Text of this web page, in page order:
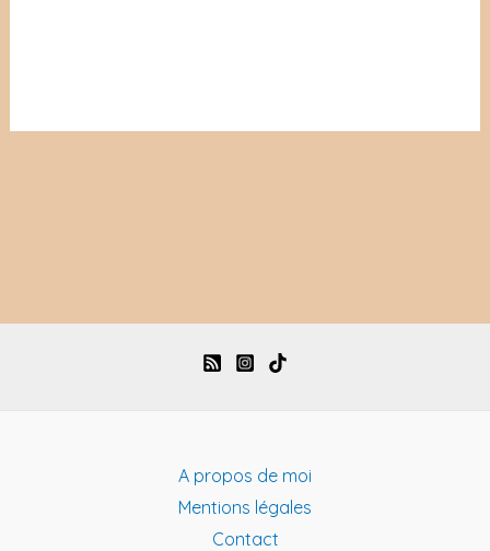
A propos de moi
Mentions légales
Contact